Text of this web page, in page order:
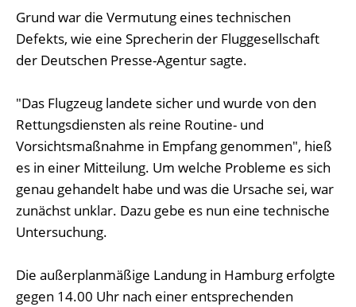
Grund war die Vermutung eines technischen
Defekts, wie eine Sprecherin der Fluggesellschaft
der Deutschen Presse-Agentur sagte.
"Das Flugzeug landete sicher und wurde von den
Rettungsdiensten als reine Routine- und
Vorsichtsmaßnahme in Empfang genommen", hieß
es in einer Mitteilung. Um welche Probleme es sich
genau gehandelt habe und was die Ursache sei, war
zunächst unklar. Dazu gebe es nun eine technische
Untersuchung.
Die außerplanmäßige Landung in Hamburg erfolgte
gegen 14.00 Uhr nach einer entsprechenden